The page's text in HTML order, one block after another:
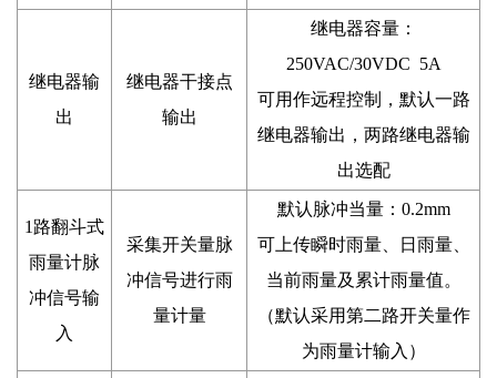
继电器输
出
继电器干接点
输出
继电器容量：
250VAC/30VDC 5A
可用作远程控制，默认一路
继电器输出，两路继电器输
出选配
1路翻斗式
雨量计脉
冲信号输
入
采集开关量脉
冲信号进行雨
量计量
默认脉冲当量：0.2mm
可上传瞬时雨量、日雨量、
当前雨量及累计雨量值。
（默认采用第二路开关量作
为雨量计输入）